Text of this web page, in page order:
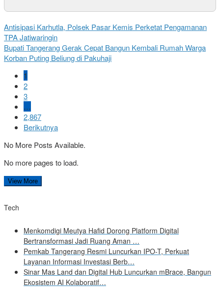
Antisipasi Karhutla, Polsek Pasar Kemis Perketat Pengamanan
TPA Jatiwaringin
Bupati Tangerang Gerak Cepat Bangun Kembali Rumah Warga
Korban Puting Beliung di Pakuhaji
1
2
3
…
2,867
Berikutnya
No More Posts Available.
No more pages to load.
View More
Tech
Menkomdigi Meutya Hafid Dorong Platform Digital
Bertransformasi Jadi Ruang Aman …
Pemkab Tangerang Resmi Luncurkan IPO-T, Perkuat
Layanan Informasi Investasi Berb…
Sinar Mas Land dan Digital Hub Luncurkan mBrace, Bangun
Ekosistem AI Kolaboratif…